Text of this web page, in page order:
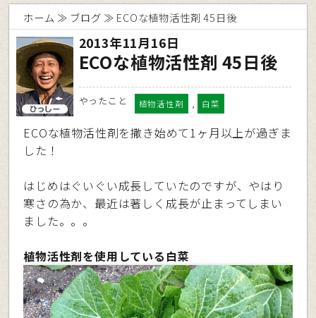
ホーム ブログ ECOな植物活性剤 45日後
2013年11月16日
ECOな植物活性剤 45日後
やったこと 植物活性剤 , 白菜
ECOな植物活性剤を撒き始めて1ヶ月以上が過ぎま
した！
はじめはぐいぐい成長していたのですが、やはり
寒さの為か、最近は著しく成長が止まってしまい
ました。。。
植物活性剤を使用している白菜